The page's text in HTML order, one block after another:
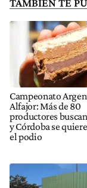
Campeonato
Alfajor: Más de 80
productores
y Córdoba se
el podio